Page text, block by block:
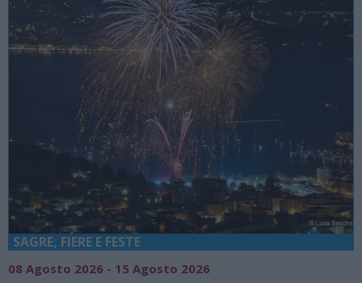
SAGRE, FIERE E FESTE
08 Agosto 2026 - 15 Agosto 2026